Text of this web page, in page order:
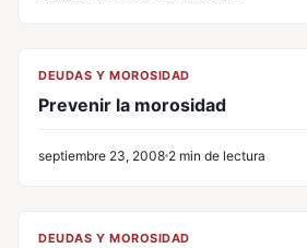
DEUDAS Y MOROSIDAD
Prevenir la morosidad
septiembre 23, 2008 2 min de lectura
DEUDAS Y MOROSIDAD